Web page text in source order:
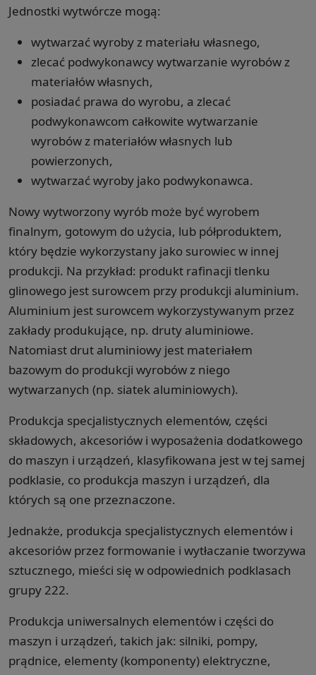
Jednostki wytwórcze mogą:
wytwarzać wyroby z materiału własnego,
zlecać podwykonawcy wytwarzanie wyrobów z
materiałów własnych,
posiadać prawa do wyrobu, a zlecać
podwykonawcom całkowite wytwarzanie
wyrobów z materiałów własnych lub
powierzonych,
wytwarzać wyroby jako podwykonawca.
Nowy wytworzony wyrób może być wyrobem
finalnym, gotowym do użycia, lub półproduktem,
który będzie wykorzystany jako surowiec w innej
produkcji. Na przykład: produkt rafinacji tlenku
glinowego jest surowcem przy produkcji aluminium.
Aluminium jest surowcem wykorzystywanym przez
zakłady produkujące, np. druty aluminiowe.
Natomiast drut aluminiowy jest materiałem
bazowym do produkcji wyrobów z niego
wytwarzanych (np. siatek aluminiowych).
Produkcja specjalistycznych elementów, części
składowych, akcesoriów i wyposażenia dodatkowego
do maszyn i urządzeń, klasyfikowana jest w tej samej
podklasie, co produkcja maszyn i urządzeń, dla
których są one przeznaczone.
Jednakże, produkcja specjalistycznych elementów i
akcesoriów przez formowanie i wytłaczanie tworzywa
sztucznego, mieści się w odpowiednich podklasach
grupy 222.
Produkcja uniwersalnych elementów i części do
maszyn i urządzeń, takich jak: silniki, pompy,
prądnice, elementy (komponenty) elektryczne,